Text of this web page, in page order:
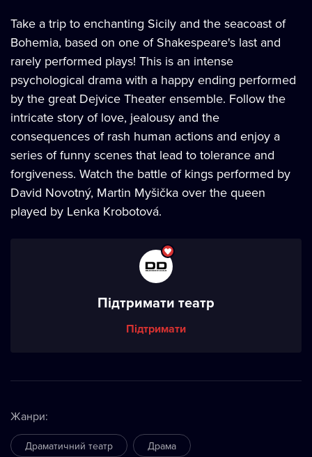
Take a trip to enchanting Sicily and the seacoast of
Bohemia, based on one of Shakespeare's last and
rarely performed plays! This is an intense
psychological drama with a happy ending performed
by the great Dejvice Theater ensemble. Follow the
intricate story of love, jealousy and the
consequences of rash human actions and enjoy a
series of funny scenes that lead to tolerance and
forgiveness. Watch the battle of kings performed by
David Novotný, Martin Myšička over the queen
played by Lenka Krobotová.
Підтримати театр
Підтримати
Жанри:
Драматичний театр Драма